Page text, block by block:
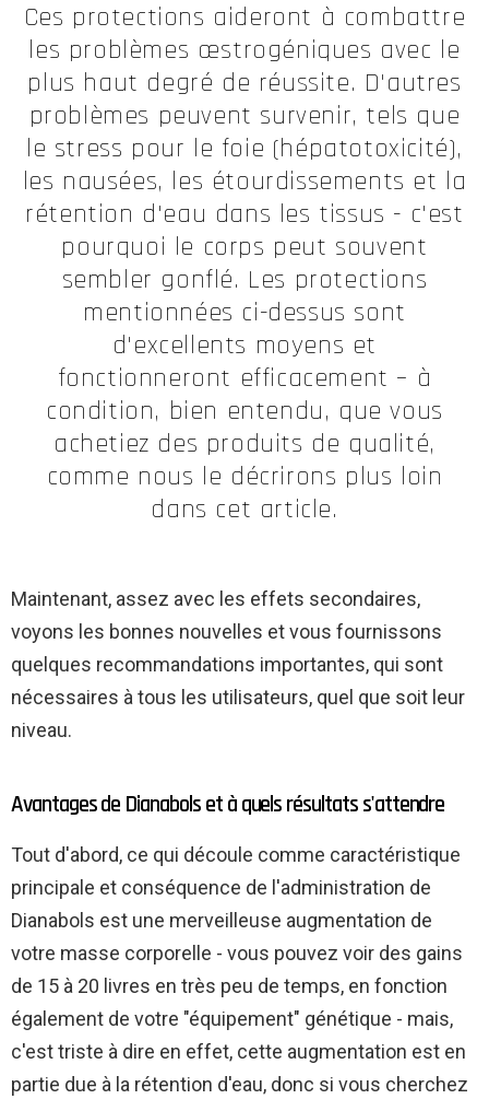
Ces protections aideront à combattre
les problèmes œstrogéniques avec le
plus haut degré de réussite. D'autres
problèmes peuvent survenir, tels que
le stress pour le foie (hépatotoxicité),
les nausées, les étourdissements et la
rétention d'eau dans les tissus - c'est
pourquoi le corps peut souvent
sembler gonflé. Les protections
mentionnées ci-dessus sont
d'excellents moyens et
fonctionneront efficacement – à
condition, bien entendu, que vous
achetiez des produits de qualité,
comme nous le décrirons plus loin
dans cet article.
Maintenant, assez avec les effets secondaires,
voyons les bonnes nouvelles et vous fournissons
quelques recommandations importantes, qui sont
nécessaires à tous les utilisateurs, quel que soit leur
niveau.
Avantages de Dianabols et à quels résultats s'attendre
Tout d'abord, ce qui découle comme caractéristique
principale et conséquence de l'administration de
Dianabols est une merveilleuse augmentation de
votre masse corporelle - vous pouvez voir des gains
de 15 à 20 livres en très peu de temps, en fonction
également de votre "équipement" génétique - mais,
c'est triste à dire en effet, cette augmentation est en
partie due à la rétention d'eau, donc si vous cherchez